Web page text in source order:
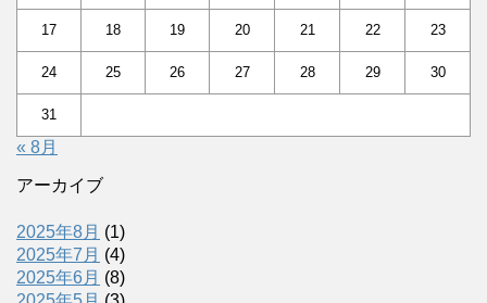
17 18 19 20 21 22 23
24 25 26 27 28 29 30
31
« 8月
アーカイブ
2025年8月 (1)
2025年7月 (4)
2025年6月 (8)